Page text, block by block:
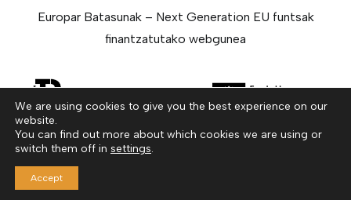
Europar Batasunak – Next Generation EU funtsak
finantzatutako webgunea
We are using cookies to give you the best experience on our
website.
You can find out more about which cookies we are using or
switch them off in settings.
Accept